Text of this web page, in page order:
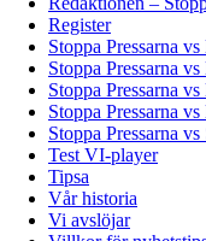
Register
Stoppa Pressarna
Stoppa Pressarna
Stoppa Pressarna
Stoppa Pressarna
Stoppa Pressarna
Test VI-player
Tipsa
Vår historia
Vi avslöjar